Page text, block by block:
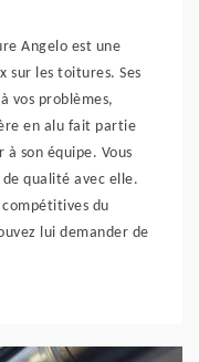
Angelo est une
sur les toitures. Ses
vos problèmes,
en alu fait partie
à son équipe. Vous
qualité avec elle.
du
lui demander de